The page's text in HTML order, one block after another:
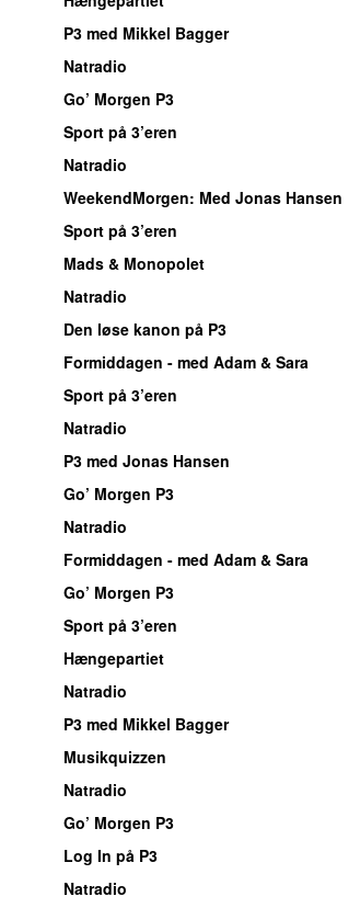
P3 med Mikkel Bagger
Natradio
Go’ Morgen P3
Sport på 3’eren
Natradio
WeekendMorgen: Med Jonas Hansen
Sport på 3’eren
Mads & Monopolet
Natradio
Den løse kanon på P3
Formiddagen - med Adam & Sara
Sport på 3’eren
Natradio
P3 med Jonas Hansen
Go’ Morgen P3
Natradio
Formiddagen - med Adam & Sara
Go’ Morgen P3
Sport på 3’eren
Hængepartiet
Natradio
P3 med Mikkel Bagger
Musikquizzen
Natradio
Go’ Morgen P3
Log In på P3
Natradio